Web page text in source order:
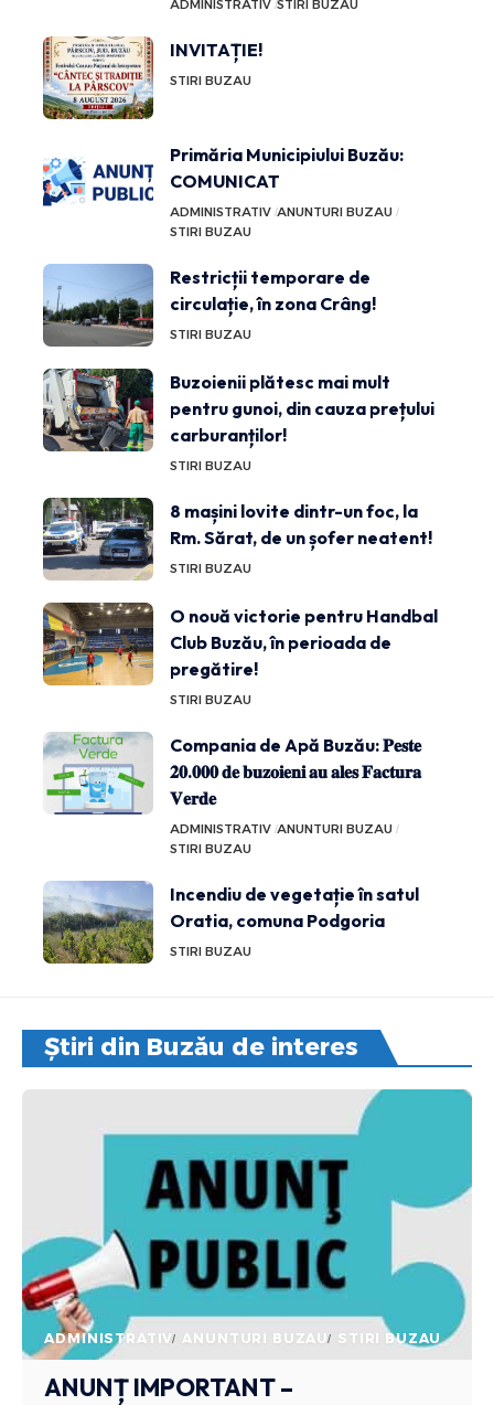
ADMINISTRATIV STIRI BUZAU
INVITAȚIE!
STIRI BUZAU
Primăria Municipiului Buzău:
COMUNICAT
ADMINISTRATIV ANUNTURI BUZAU
STIRI BUZAU
Restricții temporare de
circulație, în zona Crâng!
STIRI BUZAU
Buzoienii plătesc mai mult
pentru gunoi, din cauza prețului
carburanților!
STIRI BUZAU
8 mașini lovite dintr-un foc, la
Rm. Sărat, de un șofer neatent!
STIRI BUZAU
O nouă victorie pentru Handbal
Club Buzău, în perioada de
pregătire!
STIRI BUZAU
Compania de Apă Buzău: 𝐏𝐞𝐬𝐭𝐞
𝟐𝟎.𝟎𝟎𝟎 𝐝𝐞 𝐛𝐮𝐳𝐨𝐢𝐞𝐧𝐢 𝐚𝐮 𝐚𝐥𝐞𝐬 𝐅𝐚𝐜𝐭𝐮𝐫𝐚
𝐕𝐞𝐫𝐝𝐞
ADMINISTRATIV ANUNTURI BUZAU
STIRI BUZAU
Incendiu de vegetație în satul
Oratia, comuna Podgoria
STIRI BUZAU
Știri din Buzău de interes
ADMINISTRATIV ANUNTURI BUZAU STIRI BUZAU
ANUNȚ IMPORTANT –